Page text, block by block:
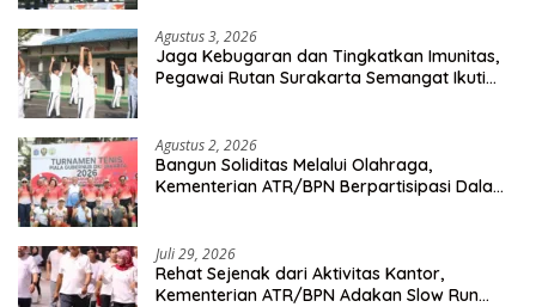
Agustus 3, 2026
Jaga Kebugaran dan Tingkatkan Imunitas,
Pegawai Rutan Surakarta Semangat Ikuti
Agustus 2, 2026
Bangun Soliditas Melalui Olahraga,
Kementerian ATR/BPN Berpartisipasi Dalam
Juli 29, 2026
Rehat Sejenak dari Aktivitas Kantor,
Kementerian ATR/BPN Adakan Slow Run